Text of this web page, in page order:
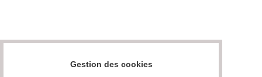
Gestion des cookies